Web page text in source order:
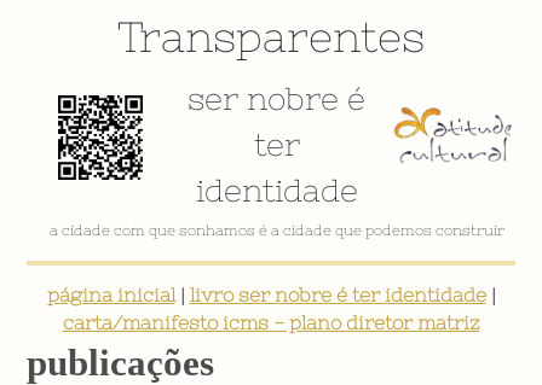
Transparentes
ser nobre é
ter
identidade
a cidade com que sonhamos é a cidade que podemos construir
página inicial| livro ser nobre é ter identidade|
carta/manifesto icms - plano diretor matriz
publicações